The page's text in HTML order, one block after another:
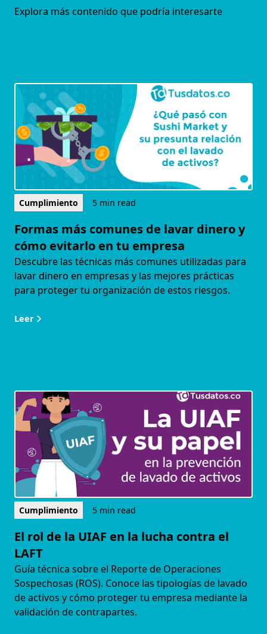
Explora más contenido que podría interesarte
Cumplimiento 5 min read
Formas más comunes de lavar dinero y
cómo evitarlo en tu empresa
Descubre las técnicas más comunes utilizadas para
lavar dinero en empresas y las mejores prácticas
para proteger tu organización de estos riesgos.
Leer
Cumplimiento 5 min read
El rol de la UIAF en la lucha contra el
LAFT
Guía técnica sobre el Reporte de Operaciones
Sospechosas (ROS). Conoce las tipologías de lavado
de activos y cómo proteger tu empresa mediante la
validación de contrapartes.